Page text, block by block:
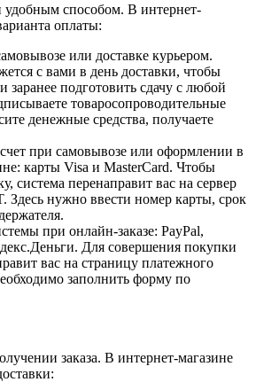
удобным способом. В интернет-
оплаты:
или доставке курьером.
с вами в день доставки, чтобы
заранее подготовить сдачу с любой
товаросопроводительные
денежные средства, получаете
при самовывозе или оформлении в
карты Visa и MasterCard. Чтобы
система перенаправит вас на сервер
Здесь нужно ввести номер карты, срок
при онлайн-заказе: PayPal,
Для совершения покупки
вас на страницу платежного
заполнить форму по
заказа. В интернет-магазине